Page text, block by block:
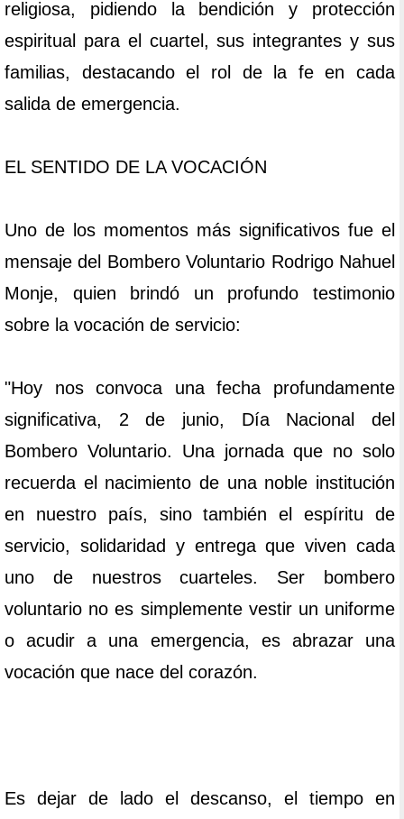
religiosa, pidiendo la bendición y protección
espiritual para el cuartel, sus integrantes y sus
familias, destacando el rol de la fe en cada
salida de emergencia.
EL SENTIDO DE LA VOCACIÓN
Uno de los momentos más significativos fue el
mensaje del Bombero Voluntario Rodrigo Nahuel
Monje, quien brindó un profundo testimonio
sobre la vocación de servicio:
"Hoy nos convoca una fecha profundamente
significativa, 2 de junio, Día Nacional del
Bombero Voluntario. Una jornada que no solo
recuerda el nacimiento de una noble institución
en nuestro país, sino también el espíritu de
servicio, solidaridad y entrega que viven cada
uno de nuestros cuarteles. Ser bombero
voluntario no es simplemente vestir un uniforme
o acudir a una emergencia, es abrazar una
vocación que nace del corazón.
Es dejar de lado el descanso, el tiempo en